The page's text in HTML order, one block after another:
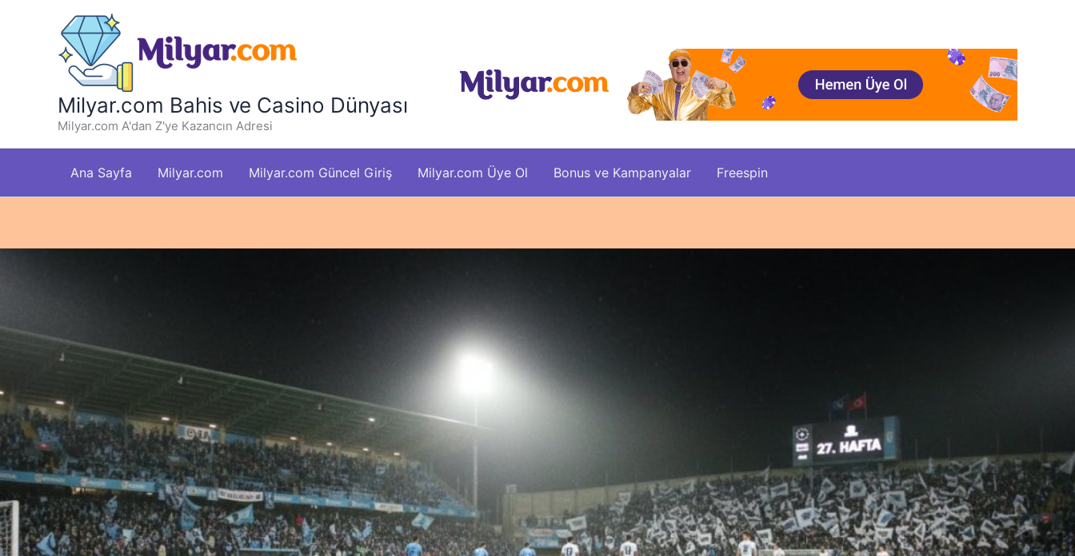
Milyar.com Bahis ve Casino Dünyası
Milyar.com A'dan Z'ye Kazancın Adresi
Ana Sayfa Milyar.com Milyar.com Güncel Giriş Milyar.com Üye Ol Bonus ve Kampanyalar Freespin